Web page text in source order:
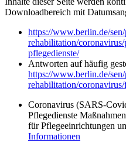
Downloadbereich mit
https://www.berlin.de/
rehabilitation/
pflegedienste/
Antworten auf häufig
https://www.berlin.de/
rehabilitation/coronavirus/
Coronavirus (SARS-
Pflegedienste
für Pflegeeinrichtungen
Informationen